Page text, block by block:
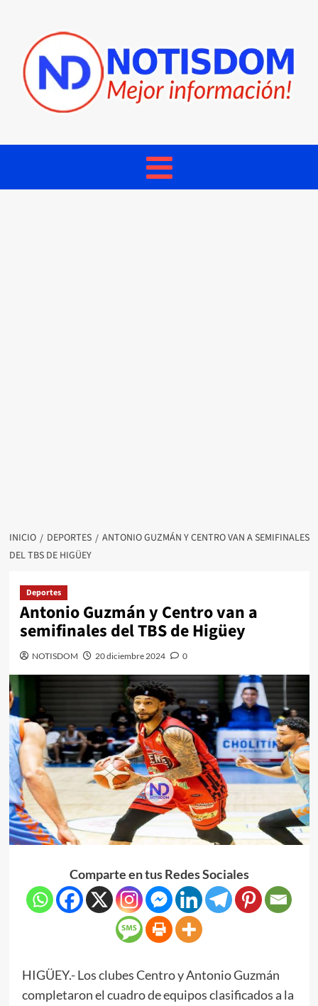
INICIO DEPORTES
ANTONIO GUZMÁN Y CENTRO VAN A SEMIFINALES
DEL TBS DE HIGÜEY
Deportes
Antonio Guzmán y Centro van a
semifinales del TBS de Higüey
NOTISDOM 20 diciembre 2024 0
Comparte en tus Redes Sociales
HIGÜEY.- Los clubes Centro y Antonio Guzmán
completaron el cuadro de equipos clasificados a la